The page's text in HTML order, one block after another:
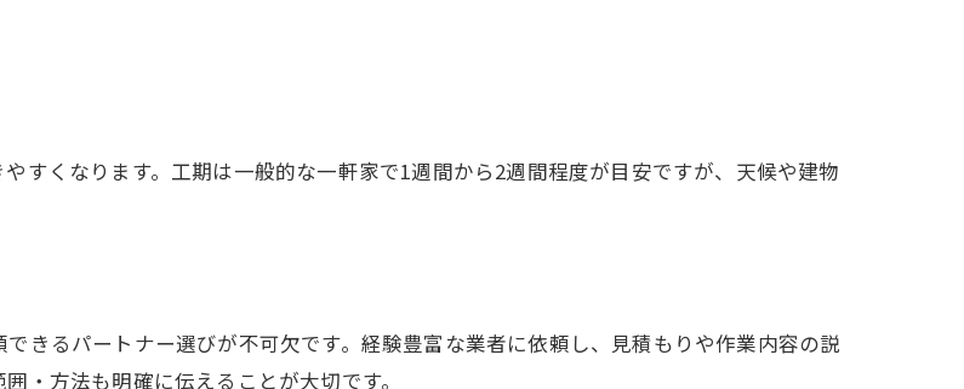
すくなります。工期は一般的な一軒家で1週間から2週間程度が目安ですが、天候や建物
きるパートナー選びが不可欠です。経験豊富な業者に依頼し、見積もりや作業内容の説
・方法も明確に伝えることが大切です。